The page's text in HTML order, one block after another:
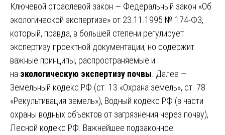
Ключевой отраслевой закон — Федеральный закон «Об
экологической экспертизе» от 23.11.1995 № 174-ФЗ,
который, правда, в большей степени регулирует
экспертизу проектной документации, но содержит
важные принципы, распространяемые и
на экологическую экспертизу почвы . Далее —
Земельный кодекс РФ (ст. 13 «Охрана земель», ст. 78
«Рекультивация земель»), Водный кодекс РФ (в части
охраны водных объектов от загрязнения через почву),
Лесной кодекс РФ. Важнейшее подзаконное